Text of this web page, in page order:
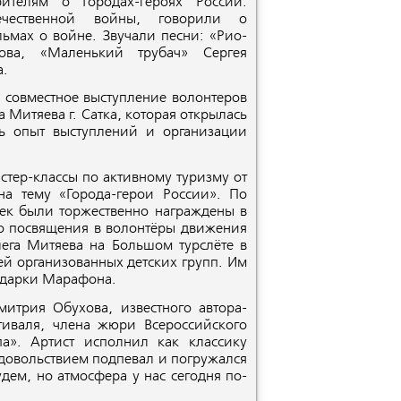
войны, говорили о
о войне. Звучали песни: «Рио-
«Маленький трубач» Сергея
выступление волонтеров
г. Сатка, которая открылась
опыт выступлений и организации
классы по активному туризму от
тему «Города-герои России». По
были торжественно награждены в
посвящения в волонтёры движения
Митяева на Большом турслёте в
организованных детских групп. Им
Марафона.
Обухова, известного автора-
члена жюри Всероссийского
Артист исполнил как классику
подпевал и погружался
но атмосфера у нас сегодня по-